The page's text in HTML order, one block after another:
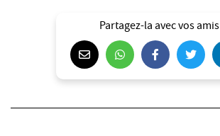
Partagez-la avec vos amis